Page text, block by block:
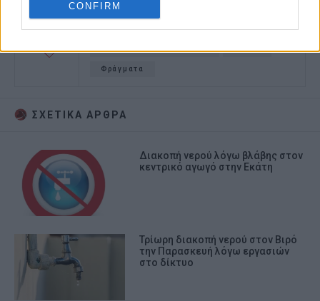
CONFIRM
Γιώργος Καρύδης ύδρευση
Φράγματα
ΣΧΕΤΙΚA AΡΘΡΑ
Διακοπή νερού λόγω βλάβης στον
κεντρικό αγωγό στην Εκάτη
Τρίωρη διακοπή νερού στον Βιρό
την Παρασκευή λόγω εργασιών
στο δίκτυο